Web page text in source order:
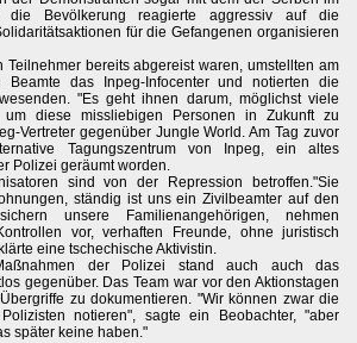
die Bevölkerung reagierte aggressiv auf die
für die Gefangenen organisieren
Teilnehmer bereits abgereist waren, umstellten am
Beamte das Inpeg-Infocenter und notierten die
"Es geht ihnen darum, möglichst viele
um diese missliebigen Personen in Zukunft zu
Vertreter gegenüber Jungle World. Am Tag zuvor
Tagungszentrum von Inpeg, ein altes
Polizei geräumt worden.
sind von der Repression betroffen."Sie
ständig ist uns ein Zivilbeamter auf den
unsere Familienangehörigen, nehmen
vor, verhaften Freunde, ohne juristisch
eine tschechische Aktivistin.
der Polizei stand auch auch das
gegenüber. Das Team war vor den Aktionstagen
zu dokumentieren. "Wir können zwar die
notieren", sagte ein Beobachter, "aber
später keine haben."